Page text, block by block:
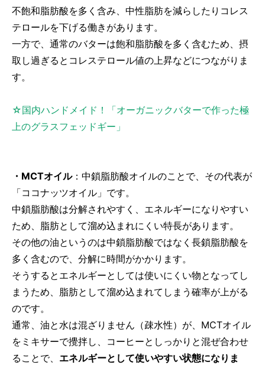
不飽和脂肪酸を多く含み、中性脂肪を減らしたりコレス
テロールを下げる働きがあります。
一方で、通常のバターは飽和脂肪酸を多く含むため、摂
取し過ぎるとコレステロール値の上昇などにつながりま
す。
☆国内ハンドメイド！「オーガニックバターで作った極
上のグラスフェッドギー」
・MCTオイル：中鎖脂肪酸オイルのことで、その代表が
「ココナッツオイル」です。
中鎖脂肪酸は分解されやすく、エネルギーになりやすい
ため、脂肪として溜め込まれにくい特長があります。
その他の油というのは中鎖脂肪酸ではなく長鎖脂肪酸を
多く含むので、分解に時間がかかります。
そうするとエネルギーとしては使いにくい物となってし
まうため、脂肪として溜め込まれてしまう確率が上がる
のです。
通常、油と水は混ざりません（疎水性）が、MCTオイル
をミキサーで攪拌し、コーヒーとしっかりと混ぜ合わせ
ることで、 エネルギーとして使いやすい状態になりま